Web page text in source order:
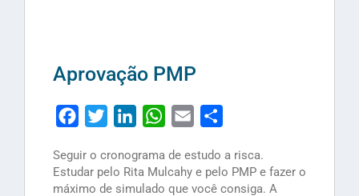
Aprovação PMP
FacebookTwitterLinkedInWhatsApp
Email
Seguir o cronograma de estudo a risca.
Estudar pelo Rita Mulcahy e pelo PMP e fazer o
máximo de simulado que você consiga. A